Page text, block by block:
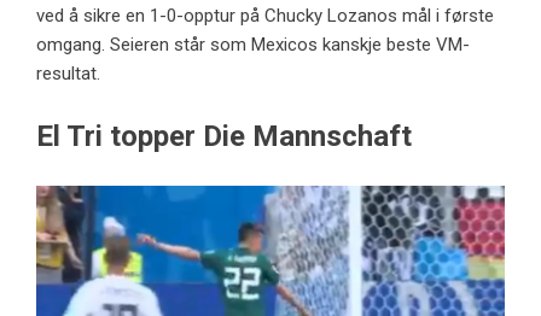
ved å sikre en 1-0-opptur på Chucky Lozanos mål i første
omgang. Seieren står som Mexicos kanskje beste VM-
resultat.
El Tri topper Die Mannschaft